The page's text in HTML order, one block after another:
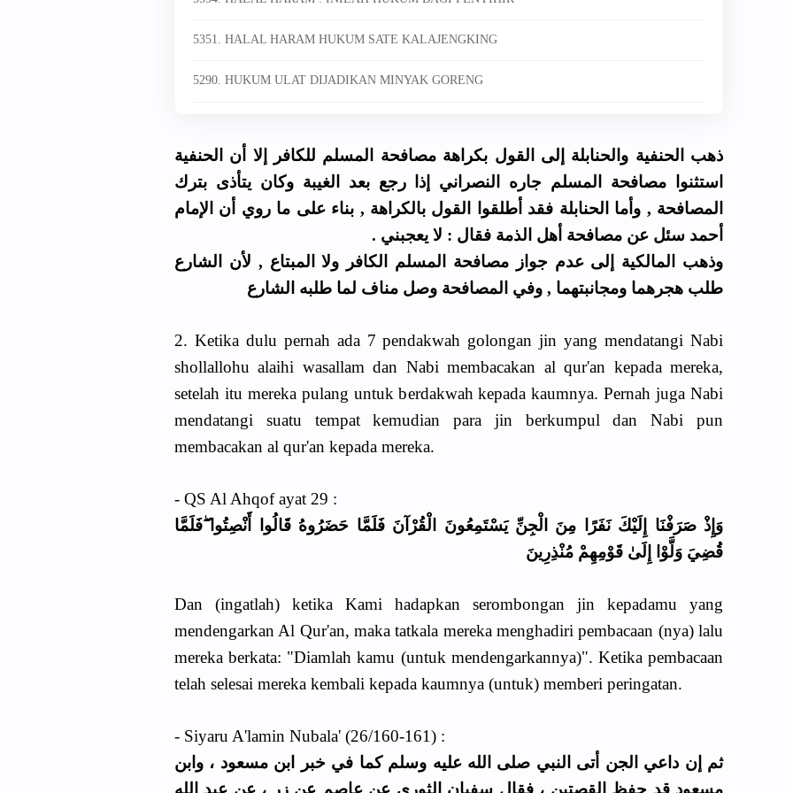
5351. HALAL HARAM HUKUM SATE KALAJENGKING
5290. HUKUM ULAT DIJADIKAN MINYAK GORENG
ذهب الحنفية والحنابلة إلى القول بكراهة مصافحة المسلم للكافر إلا أن الحنفية
استثنوا مصافحة المسلم جاره النصراني إذا رجع بعد الغيبة وكان يتأذى بترك
المصافحة , وأما الحنابلة فقد أطلقوا القول بالكراهة , بناء على ما روي أن الإمام
أحمد سئل عن مصافحة أهل الذمة فقال : لا يعجبني .
وذهب المالكية إلى عدم جواز مصافحة المسلم الكافر ولا المبتاع , لأن الشارع
طلب هجرهما ومجانبتهما , وفي المصافحة وصل مناف لما طلبه الشارع
2. Ketika dulu pernah ada 7 pendakwah golongan jin yang mendatangi Nabi
shollallohu alaihi wasallam dan Nabi membacakan al qur'an kepada mereka,
setelah itu mereka pulang untuk berdakwah kepada kaumnya. Pernah juga Nabi
mendatangi suatu tempat kemudian para jin berkumpul dan Nabi pun
membacakan al qur'an kepada mereka.
- QS Al Ahqof ayat 29 :
وَإِذْ صَرَفْنَا إِلَيْكَ نَفَرًا مِنَ الْجِنِّ يَسْتَمِعُونَ الْقُرْآنَ فَلَمَّا حَضَرُوهُ قَالُوا أَنْصِتُوا ۖفَلَمَّا
قُضِيَ وَلَّوْا إِلَىٰ قَوْمِهِمْ مُنْذِرِينَ
Dan (ingatlah) ketika Kami hadapkan serombongan jin kepadamu yang
mendengarkan Al Qur'an, maka tatkala mereka menghadiri pembacaan (nya) lalu
mereka berkata: "Diamlah kamu (untuk mendengarkannya)". Ketika pembacaan
telah selesai mereka kembali kepada kaumnya (untuk) memberi peringatan.
- Siyaru A'lamin Nubala' (26/160-161) :
ثم إن داعي الجن أتى النبي صلى الله عليه وسلم كما في خبر ابن مسعود ، وابن
مسعود قد حفظ القصتين ، فقال سفيان الثوري عن عاصم عن زر ، عن عبد الله